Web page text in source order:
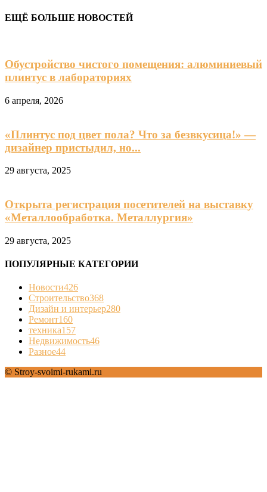
ЕЩЁ БОЛЬШЕ НОВОСТЕЙ
Обустройство чистого помещения: алюминиевый
плинтус в лабораториях
6 апреля, 2026
«Плинтус под цвет пола? Что за безвкусица!» —
дизайнер пристыдил, но...
29 августа, 2025
Открыта регистрация посетителей на выставку
«Металлообработка. Металлургия»
29 августа, 2025
ПОПУЛЯРНЫЕ КАТЕГОРИИ
Новости426
Строительство368
Дизайн и интерьер280
Ремонт160
техника157
Недвижимость46
Разное44
© Stroy-svoimi-rukami.ru